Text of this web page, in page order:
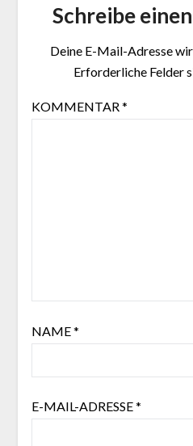
Schreibe
Deine E-Mail-Adresse
Erforderliche Felder
KOMMENTAR*
NAME*
E-MAIL-ADRESSE*